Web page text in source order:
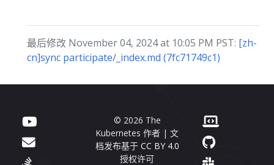
最后修改 November 04, 2024 at 10:05 PM PST: [zh-
cn]sync participate/_index.md (7fc71749c1)
© 2026 The
Kubernetes 作者 | 文
档发布基于 CC BY 4.0
授权许可